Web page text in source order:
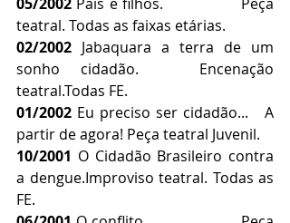
teatral. Todas as faixas etárias.
02/2002 Jabaquara a terra de um
sonho cidadão.   Encenação
teatral.Todas FE.
01/2002 Eu preciso ser cidadão...   A
partir de agora! Peça teatral Juvenil.
10/2001 O Cidadão Brasileiro contra
a dengue.Improviso teatral. Todas as
FE.